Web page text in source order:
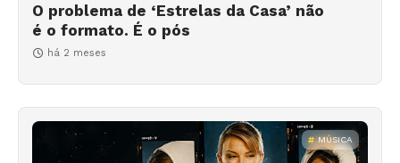
O problema de ‘Estrelas da Casa’ não
é o formato. É o pós
há 2 meses
MÚSICA